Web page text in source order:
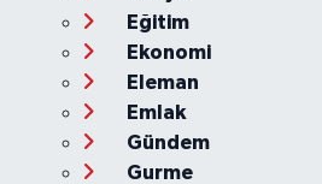
Eğitim
Ekonomi
Eleman
Emlak
Gündem
Gurme